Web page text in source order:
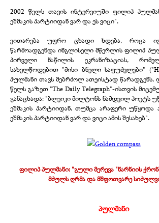
2002 წელს თავის ინტერვიუში ფილიპ
ეშმაკის პარტიიდან ვარ და ეს ვიცი".
ვითარება უფრო ცხადი ხდება, როცა
წარმოადგენდა ინგლისელი მწერლის ფილიპ
პირველი ნაწილის ეკრანიზაციას,
სახელწოდებით "მისი ბნელი საფუძვლები"
პულმანი თავს მებრძოლ ათეისტად წარადგენს,
წელს გაზეთ "The Daily Telegraph"-ისთვის
განაცხადა: "ბლეიკი მილტონს ნამდვილ პოეტს
ეშმაკის პარტიიდან, თუმცა არაფერი უწყოდა
ეშმაკის პარტიიდან ვარ და ვიცი ამის შესახებ".
ფილიპ პულმანი: "გული მერევა "ნარნიის
მძულს ღრმა და მშფოთვარე
პულმანი